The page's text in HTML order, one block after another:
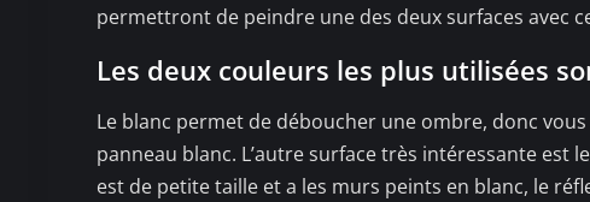
permettront de peindre une des deux surfaces avec
Les deux couleurs les plus utilisées
Le blanc permet de déboucher une ombre, donc
panneau blanc. L’autre surface très intéressante est
est de petite taille et a les murs peints en blanc, le